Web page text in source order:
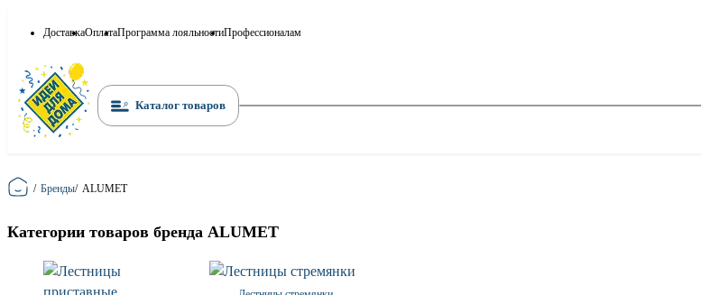
ДоставкаОплатаПрограмма лояльностиПрофессионалам
Каталог товаров
Главная
/ Бренды/ ALUMET
Категории товаров бренда ALUMET